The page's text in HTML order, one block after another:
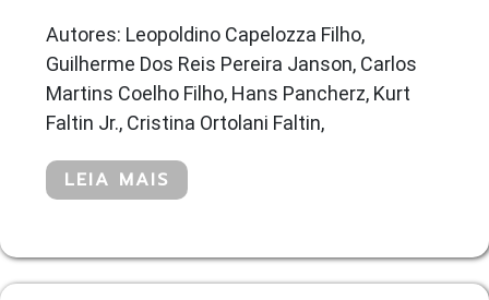
Autores: Leopoldino Capelozza Filho,
Guilherme Dos Reis Pereira Janson, Carlos
Martins Coelho Filho, Hans Pancherz, Kurt
Faltin Jr., Cristina Ortolani Faltin,
LEIA MAIS